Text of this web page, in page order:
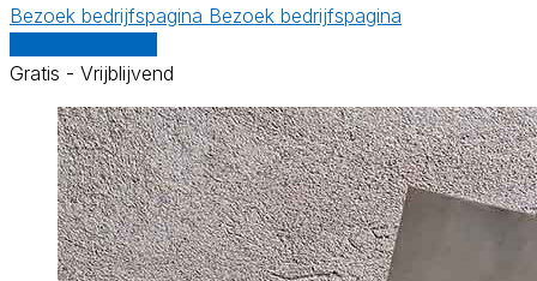
Bezoek bedrijfspagina Bezoek bedrijfspagina
Gratis - Vrijblijvend